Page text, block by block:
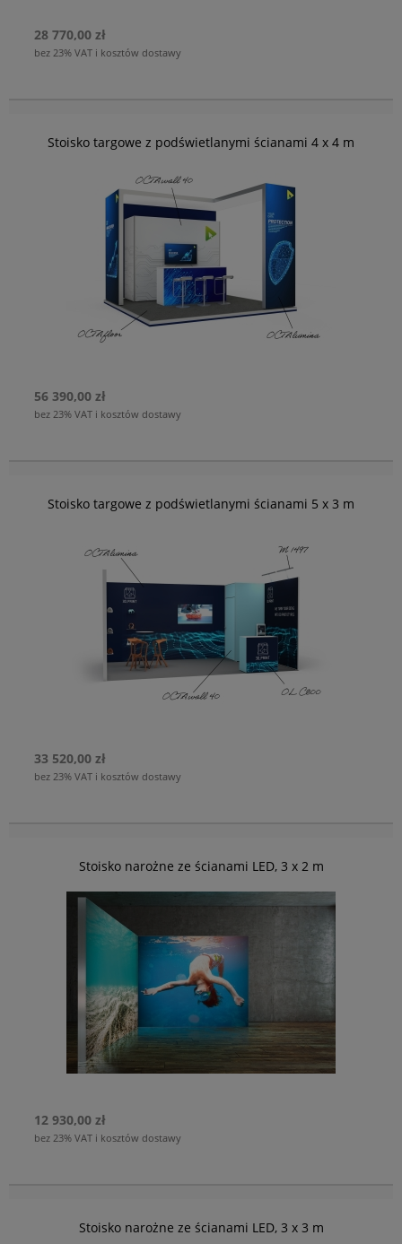
zawieszenia horyzontalnego lub wertykalnego.
Opakowanie.
przeznaczone także do transportu lotniczego.
Na życzenie wykonamy ramy w dowolnym kolorze RAL, tak aby
pasowały do Twojego projektu.
OCTANORM jest pierwszym producentem systemów
wystawienniczych oferujących podświetlane ramy zgodnie ze
standardami VDE. Zgodność VDE potwierdza, że produkt i
wszystkie jego komponenty znajdują się w czołówce technologii
i bezpieczne w użyciu. Surowe zasady testowania gwarantują
Każdą ramę przygotujemy na dowolny wymiar i wyposażymy w
niezbędne akcesoria: uchwyty do zawieszenia na ścianie lub
spełniało wszystkie oczekiwania.
28 770,00 zł
bez 23% VAT i kosztów dostawy
Stoisko targowe z podświetlanymi ścianami 4 x 4 m
56 390,00 zł
bez 23% VAT i kosztów dostawy
Stoisko targowe z podświetlanymi ścianami 5 x 3 m
33 520,00 zł
bez 23% VAT i kosztów dostawy
Stoisko narożne ze ścianami LED, 3 x 2 m
12 930,00 zł
bez 23% VAT i kosztów dostawy
Stoisko narożne ze ścianami LED, 3 x 3 m